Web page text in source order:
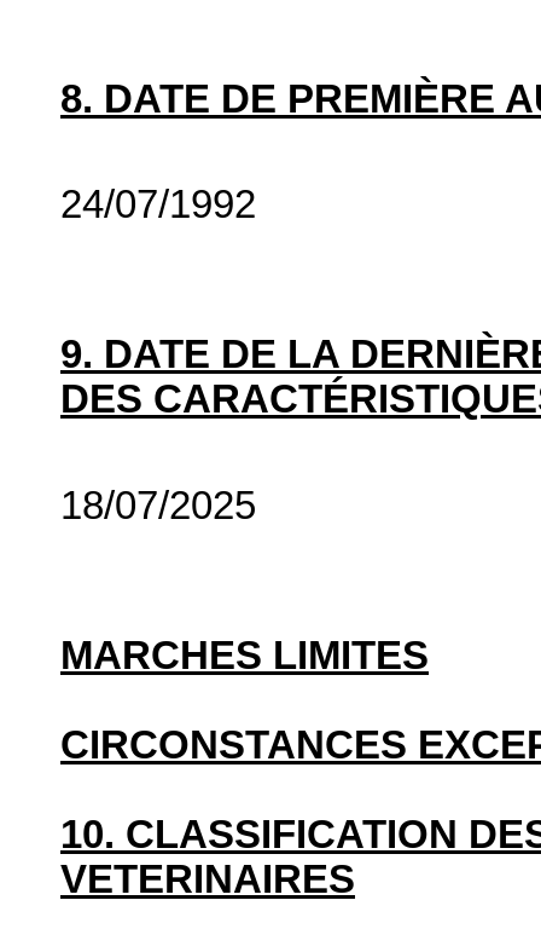
8. DATE DE PREMIÈRE
24/07/1992
9. DATE DE LA
DES
18/07/2025
MARCHES LIMITES
CIRCONSTANCES
10. CLASSIFICATION
VETERINAIRES